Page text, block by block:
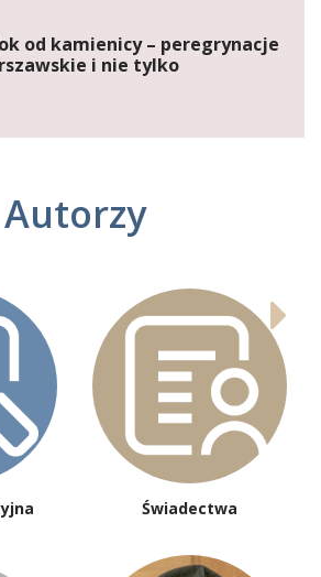
od kamienicy – peregrynacje
i nie tylko
Autorzy
Świadectwa